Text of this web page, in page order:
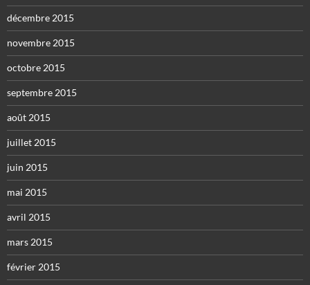
décembre 2015
novembre 2015
octobre 2015
septembre 2015
août 2015
juillet 2015
juin 2015
mai 2015
avril 2015
mars 2015
février 2015